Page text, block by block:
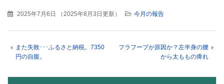
2025年7月6日 （ 2025年8月3日更新） 今月の報告
また失敗･･･ふるさと納税。7350
円の自腹。
フラフープが原因か？左半身の腰
から太ももの痺れ